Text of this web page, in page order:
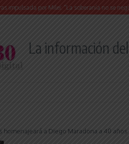
por Milei: “La soberanía no se negocia”
La información
homenajeará a Diego Maradona a 40